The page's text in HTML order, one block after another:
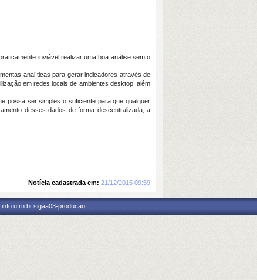
inviável realizar uma boa análise sem o
analíticas para gerar indicadores através de
em redes locais de ambientes desktop, além
possa ser simples o suficiente para que qualquer
desses dados de forma descentralizada, a
Notícia cadastrada em: 21/12/2015 09:59
producao